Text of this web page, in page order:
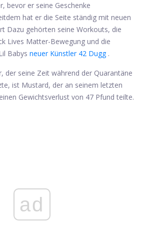
bevor er seine Geschenke
hat er die Seite ständig mit neuen
Dazu gehörten seine Workouts, die
Lives Matter-Bewegung und die
Babys neuer Künstler 42 Dugg.
der seine Zeit während der Quarantäne
ist Mustard, der an seinem letzten
Gewichtsverlust von 47 Pfund teilte.
ad